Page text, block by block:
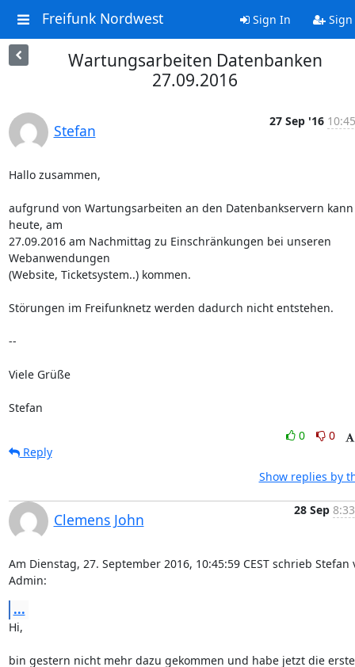
Freifunk Nordwest Sign In Sign
Wartungsarbeiten Datenbanken
27.09.2016
Stefan
27 Sep '16
Hallo zusammen,
aufgrund von Wartungsarbeiten an den Datenbankservern kann
heute, am
27.09.2016 am Nachmittag zu Einschränkungen bei unseren
Webanwendungen
(Website, Ticketsystem..) kommen.
Störungen im Freifunknetz werden dadurch nicht entstehen.
--
Viele Grüße
Stefan
0
0
Reply
Show replies by
Clemens John
28 Sep
Am Dienstag, 27. September 2016, 10:45:59 CEST schrieb Stefan
Admin:
...
Hi,
bin gestern nicht mehr dazu gekommen und habe jetzt die